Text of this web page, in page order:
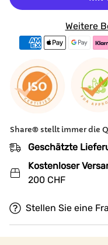
eigenen Saft
einzigartigen
in einem saftigen,
Asiatische Mystik:
wunderbare Energie
SharePomelozzini®️
Kombination: Durch
europäischem und
wertvollen
Kostbares Erbe:
europäisches Know-
Weitere
Share® stellt immer die
Geschätzte
Kostenloser
200 CHF
Stellen Sie eine